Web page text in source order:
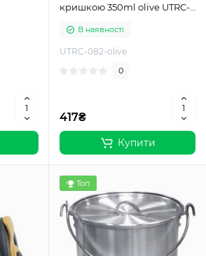
кришкою 350ml olive UTRC-
В наявності
UTRC-082-olive
0
417₴
Купити
Топ